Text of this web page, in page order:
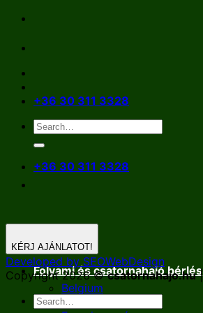
Skip
content
+36 30 311 3328
+36 30 311 3328
Folyami és csatornahajó bérlés
Belgium
Németország
KÉRJ AJÁNLATOT!
Developed by SEOWebDesign
Copyright 2026 ©csatornahajo.hu|